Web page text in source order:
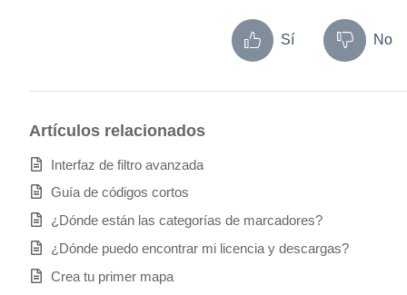
Sí No
Artículos relacionados
Interfaz de filtro avanzada
Guía de códigos cortos
¿Dónde están las categorías de marcadores?
¿Dónde puedo encontrar mi licencia y descargas?
Crea tu primer mapa